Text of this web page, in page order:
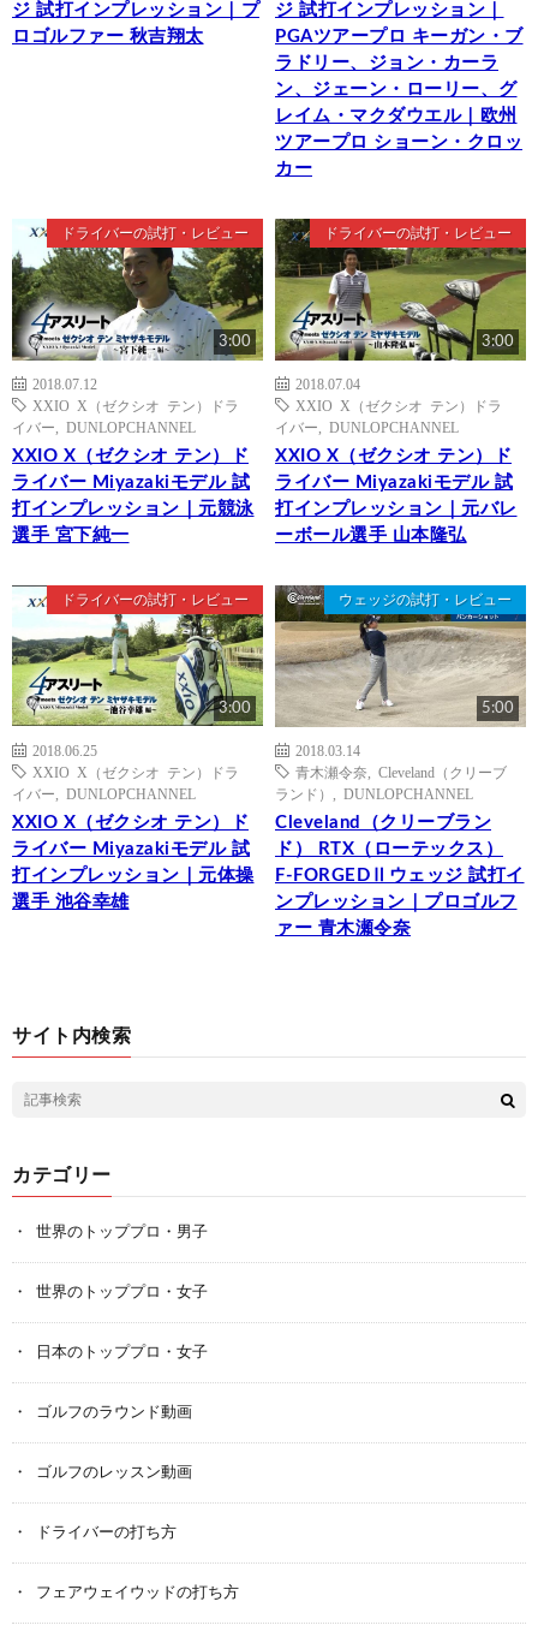
ジ 試打インプレッション｜プ
ロゴルファー 秋吉翔太
ジ 試打インプレッション｜
PGAツアープロ キーガン・ブ
ラドリー、ジョン・カーラ
ン、ジェーン・ローリー、グ
レイム・マクダウエル｜欧州
ツアープロ ショーン・クロッ
カー
ドライバーの試打・レビュー
3:00
2018.07.12
XXIO X（ゼクシオ テン）ドラ
イバー
DUNLOPCHANNEL
XXIO X（ゼクシオ テン）ド
ライバー Miyazakiモデル 試
打インプレッション｜元競泳
選手 宮下純一
ドライバーの試打・レビュー
3:00
2018.07.04
XXIO X（ゼクシオ テン）ドラ
イバー
DUNLOPCHANNEL
XXIO X（ゼクシオ テン）ド
ライバー Miyazakiモデル 試
打インプレッション｜元バレ
ーボール選手 山本隆弘
ドライバーの試打・レビュー
3:00
2018.06.25
XXIO X（ゼクシオ テン）ドラ
イバー
DUNLOPCHANNEL
XXIO X（ゼクシオ テン）ド
ライバー Miyazakiモデル 試
打インプレッション｜元体操
選手 池谷幸雄
ウェッジの試打・レビュー
5:00
2018.03.14
青木瀬令奈
Cleveland（クリーブ
ランド）
DUNLOPCHANNEL
Cleveland（クリーブラン
ド） RTX（ローテックス）
F-FORGEDⅡウェッジ 試打イ
ンプレッション｜プロゴルフ
ァー 青木瀬令奈
サイト内検索
カテゴリー
世界のトッププロ・男子
世界のトッププロ・女子
日本のトッププロ・女子
ゴルフのラウンド動画
ゴルフのレッスン動画
ドライバーの打ち方
フェアウェイウッドの打ち方